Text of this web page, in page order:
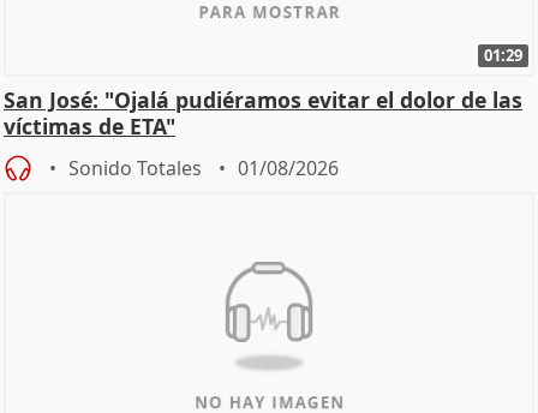
01:29
San José: "Ojalá pudiéramos evitar el dolor de las
víctimas de ETA"
Sonido Totales 01/08/2026